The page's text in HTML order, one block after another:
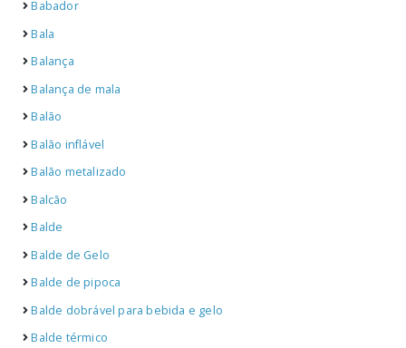
Babador
Bala
Balança
Balança de mala
Balão
Balão inflável
Balão metalizado
Balcão
Balde
Balde de Gelo
Balde de pipoca
Balde dobrável para bebida e gelo
Balde térmico